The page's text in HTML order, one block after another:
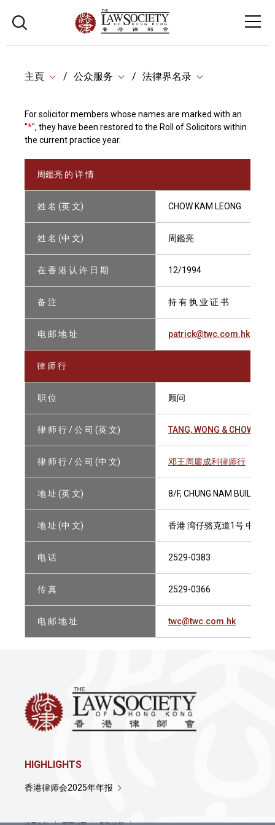
主頁 公众服务 法律界名录
For solicitor members whose names are marked with an
"*", they have been restored to the Roll of Solicitors within
the current practice year.
周鑑亮 的 详 情
姓 名 (英 文) CHOW KAM LEONG
姓 名 (中 文) 周鑑亮
在 香 港 认 许 日 期 12/1994
备 注 持 有 执 业 证 书
电 邮 地 址 patrick@twc.com.hk
律 师 行
职 位 顾问
律 师 行 / 公 司 (英 文) TANG, WONG & CHOW
律 师 行 / 公 司 (中 文) 邓王周廖成利律师行
地 址 (英 文) 8/F, CHUNG NAM
地 址 (中 文) 香港 湾仔骆克道1号 中南大
电 话 2529-0383
传 真 2529-0366
电 邮 地 址 twc@twc.com.hk
HIGHLIGHTS
香港律师会2025年年报